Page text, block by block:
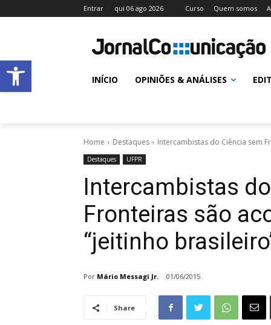
Abrir a barra de ferramentas
Entrar qui 06 ago 2026 Curso Quem somos
INÍCIO OPINIÕES & ANÁLISES
Home Destaques Intercambistas do Ciência sem
Destaques UFPR
Intercambistas
Fronteiras são
“jeitinho
Por Mário Messagi Jr. 01/06/2015
Share